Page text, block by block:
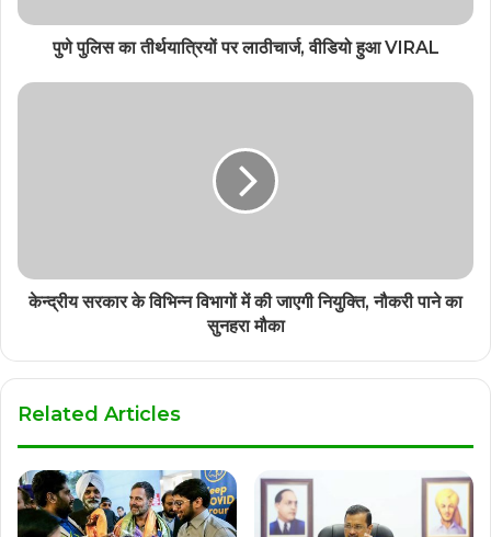
पुणे पुलिस का तीर्थयात्रियों पर लाठीचार्ज, वीडियो हुआ VIRAL
केन्‍द्रीय सरकार के विभिन्‍न विभागों में की जाएगी नियुक्ति, नौकरी पाने का
सुनहरा मौका
Related Articles